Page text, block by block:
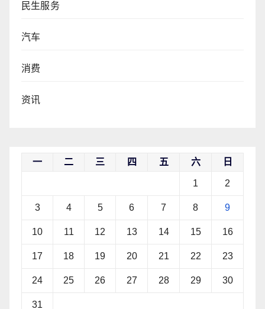
民生服务
汽车
消费
资讯
一 二 三 四 五 六 日
1 2
3 4 5 6 7 8 9
10 11 12 13 14 15 16
17 18 19 20 21 22 23
24 25 26 27 28 29 30
31